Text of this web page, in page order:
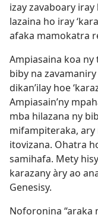
izay zavaboary
lazaina ho iray
afaka mamokatra
Ampiasaina koa
biby na
dikan’ilay hoe
Ampiasain’ny
mba hilazana ny
mifampiteraka,
itovizana. Ohatra
samihafa. Mety
karazany àry ao
Genesisy.
Noforonina “araka